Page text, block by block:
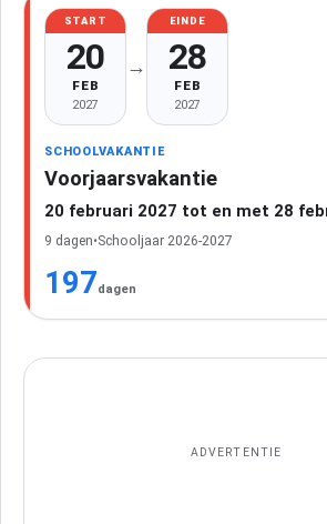
START
20
FEB
2027
→
EINDE
28
FEB
2027
SCHOOLVAKANTIE
Voorjaarsvakantie
20 februari 2027 tot en met 28
9 dagen•Schooljaar 2026-2027
197dagen
ADVERTENTIE